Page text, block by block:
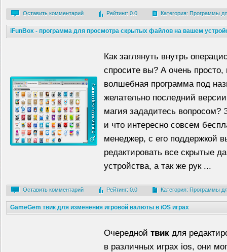
Оставить комментарий Рейтинг: 0.0 Категория: Программы
iFunBox - программа для просмотра скрытых файлов на вашем
Как заглянуть внутрь
спросите вы? А очень
волшебная программа под
желательно последний
магия зададитесь
и что интересно совсем
менеджер, с его поддержкой
редактировать все скрытые
устройства, а так же рук ...
Оставить комментарий Рейтинг: 0.0 Категория: Программы
GameGem твик для изменения игровой валюты в iOS играх
Очередной твик для
в различных играх ios, они